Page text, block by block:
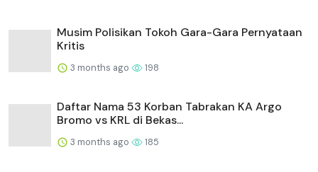
Musim Polisikan Tokoh Gara-Gara Pernyataan
Kritis
3 months ago 198
Daftar Nama 53 Korban Tabrakan KA Argo
Bromo vs KRL di Bekas...
3 months ago 185